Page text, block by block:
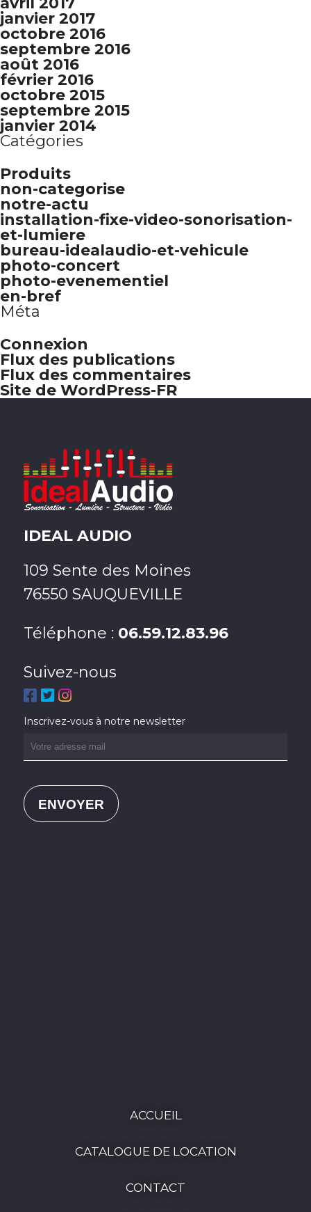
janvier 2017
octobre 2016
septembre 2016
août 2016
février 2016
octobre 2015
septembre 2015
janvier 2014
Catégories
Produits
non-categorise
notre-actu
installation-fixe-video-sonorisation-
et-lumiere
bureau-idealaudio-et-vehicule
photo-concert
photo-evenementiel
en-bref
Méta
Connexion
Flux des publications
Flux des commentaires
Site de WordPress-FR
IDEAL AUDIO
109 Sente des Moines
76550 SAUQUEVILLE
Téléphone : 06.59.12.83.96
Suivez-nous
Inscrivez-vous à notre newsletter
ACCUEIL
CATALOGUE DE LOCATION
CONTACT